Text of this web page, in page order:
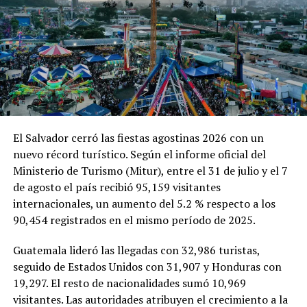
DON'T MISS
Más de 3.6 millones de participaciones: Puma PRIS
reafirma su liderazgo y sortea hoy nuevos viajes a
Cartagena
El Salvador cerró las fiestas agostinas 2026 con un
nuevo récord turístico. Según el informe oficial del
Ministerio de Turismo (Mitur), entre el 31 de julio y el 7
de agosto el país recibió 95,159 visitantes
internacionales, un aumento del 5.2 % respecto a los
90,454 registrados en el mismo período de 2025.
Guatemala lideró las llegadas con 32,986 turistas,
seguido de Estados Unidos con 31,907 y Honduras con
19,297. El resto de nacionalidades sumó 10,969
visitantes. Las autoridades atribuyen el crecimiento a la